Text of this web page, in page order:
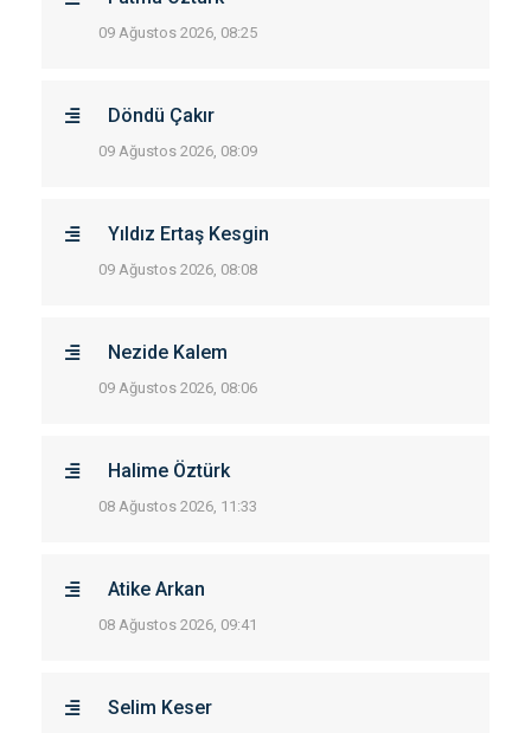
09 Ağustos 2026, 08:25
Döndü Çakır
09 Ağustos 2026, 08:09
Yıldız Ertaş Kesgin
09 Ağustos 2026, 08:08
Nezide Kalem
09 Ağustos 2026, 08:06
Halime Öztürk
08 Ağustos 2026, 11:33
Atike Arkan
08 Ağustos 2026, 09:41
Selim Keser